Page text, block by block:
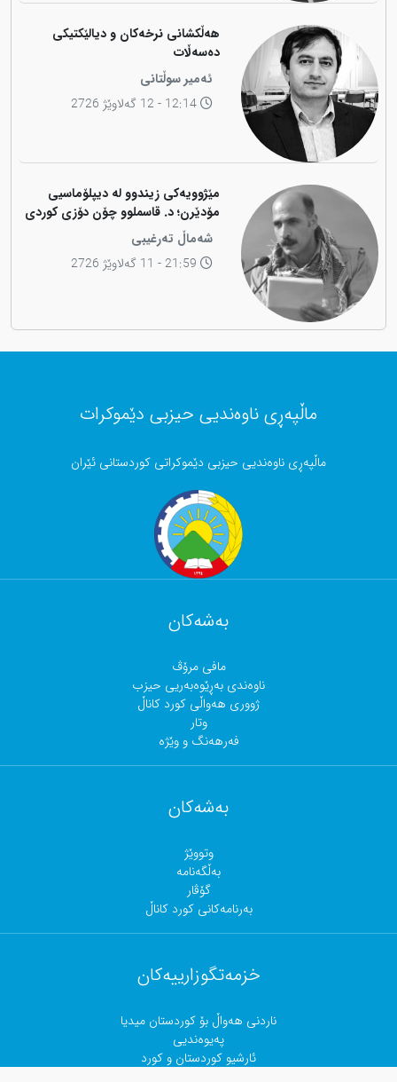
هەڵکشانی نرخەکان و دیالێکتیکی
دەسەڵات
ئەمیر سوڵتانی
12:14 - 12 گەلاوێژ 2726
مێژوویەکی زیندوو لە دیپلۆماسیی
مۆدێرن؛ د. قاسملوو چۆن دۆزی کوردی
لە شاخەوە گواستەوە بۆ ناوەندە
بڕیاردەرەکانی جیهان؟
شەماڵ تەرغیبی
ماڵپەڕی ناوەندیی حیزبی دێموکرات
ماڵپەڕی ناوەندیی حیزبی دێموکراتی کوردستانی ئێران
بەشەکان
مافی مرۆڤ
ناوەندی بەڕێوەبەریی حیزب
ژووری هەواڵی کورد کاناڵ
وتار
فەرهەنگ و وێژە
بەشەکان
وتووێژ
بەڵگەنامە
گۆڤار
بەرنامەکانی کورد کاناڵ
خزمەتگوزارییەکان
ناردنی هەواڵ بۆ کوردستان میدیا
پەیوەندیی
ئارشیو کوردستان و کورد